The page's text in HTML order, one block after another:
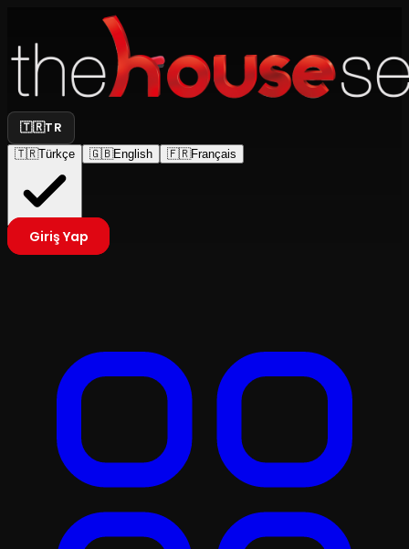
🇹🇷TR
🇹🇷Türkçe 🇬🇧English 🇫🇷Français
Giriş Yap